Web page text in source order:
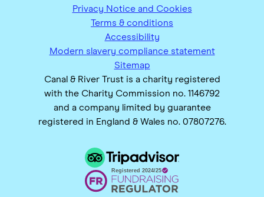
Privacy Notice and Cookies
Terms & conditions
Accessibility
Modern slavery compliance statement
Sitemap
Canal & River Trust is a charity registered
with the Charity Commission no. 1146792
and a company limited by guarantee
registered in England & Wales no. 07807276.